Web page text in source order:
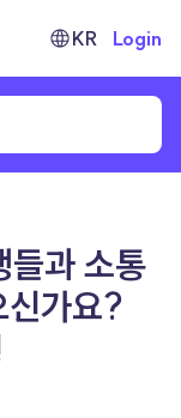
KR Login
과 소통
신가요?